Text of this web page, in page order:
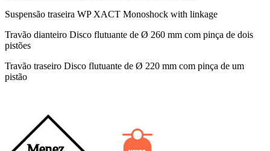
Suspensão traseira WP XACT Monoshock with linkage
Travão dianteiro Disco flutuante de Ø 260 mm com pinça de dois
pistões
Travão traseiro Disco flutuante de Ø 220 mm com pinça de um
pistão